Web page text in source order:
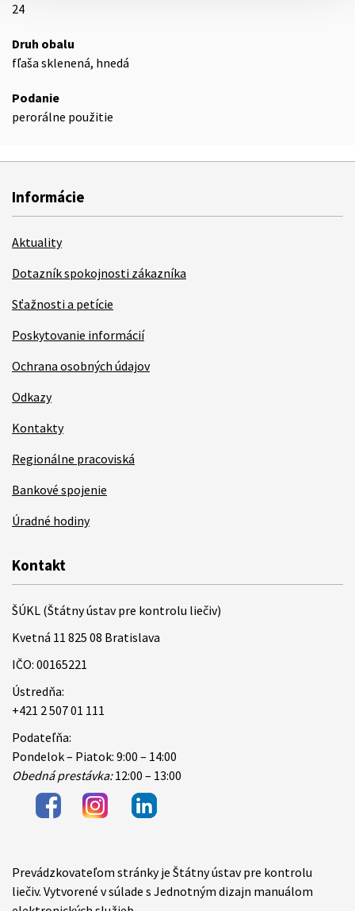
24
Druh obalu
fľaša sklenená, hnedá
Podanie
perorálne použitie
Informácie
Aktuality
Dotazník spokojnosti zákazníka
Sťažnosti a petície
Poskytovanie informácií
Ochrana osobných údajov
Odkazy
Kontakty
Regionálne pracoviská
Bankové spojenie
Úradné hodiny
Kontakt
ŠÚKL (Štátny ústav pre kontrolu liečiv)
Kvetná 11 825 08 Bratislava
IČO: 00165221
Ústredňa:
+421 2 507 01 111
Podateľňa:
Pondelok – Piatok: 9:00 – 14:00
Obedná prestávka:12:00 – 13:00
Items
Prevádzkovateľom stránky je Štátny ústav pre kontrolu
liečiv. Vytvorené v súlade s Jednotným dizajn manuálom